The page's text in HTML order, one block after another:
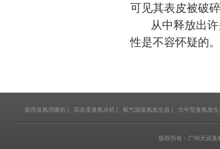
可见其表皮被破
从中释放出许
性是不容怀疑的。
家用臭氧消毒机 高浓度臭氧水机 氧气源臭氧发生器 大中型臭氧发
版权所有：广州天设